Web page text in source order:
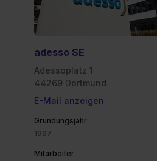
adesso SE
Adessoplatz 1
44269 Dortmund
E-Mail anzeigen
Gründungsjahr
1997
Mitarbeiter